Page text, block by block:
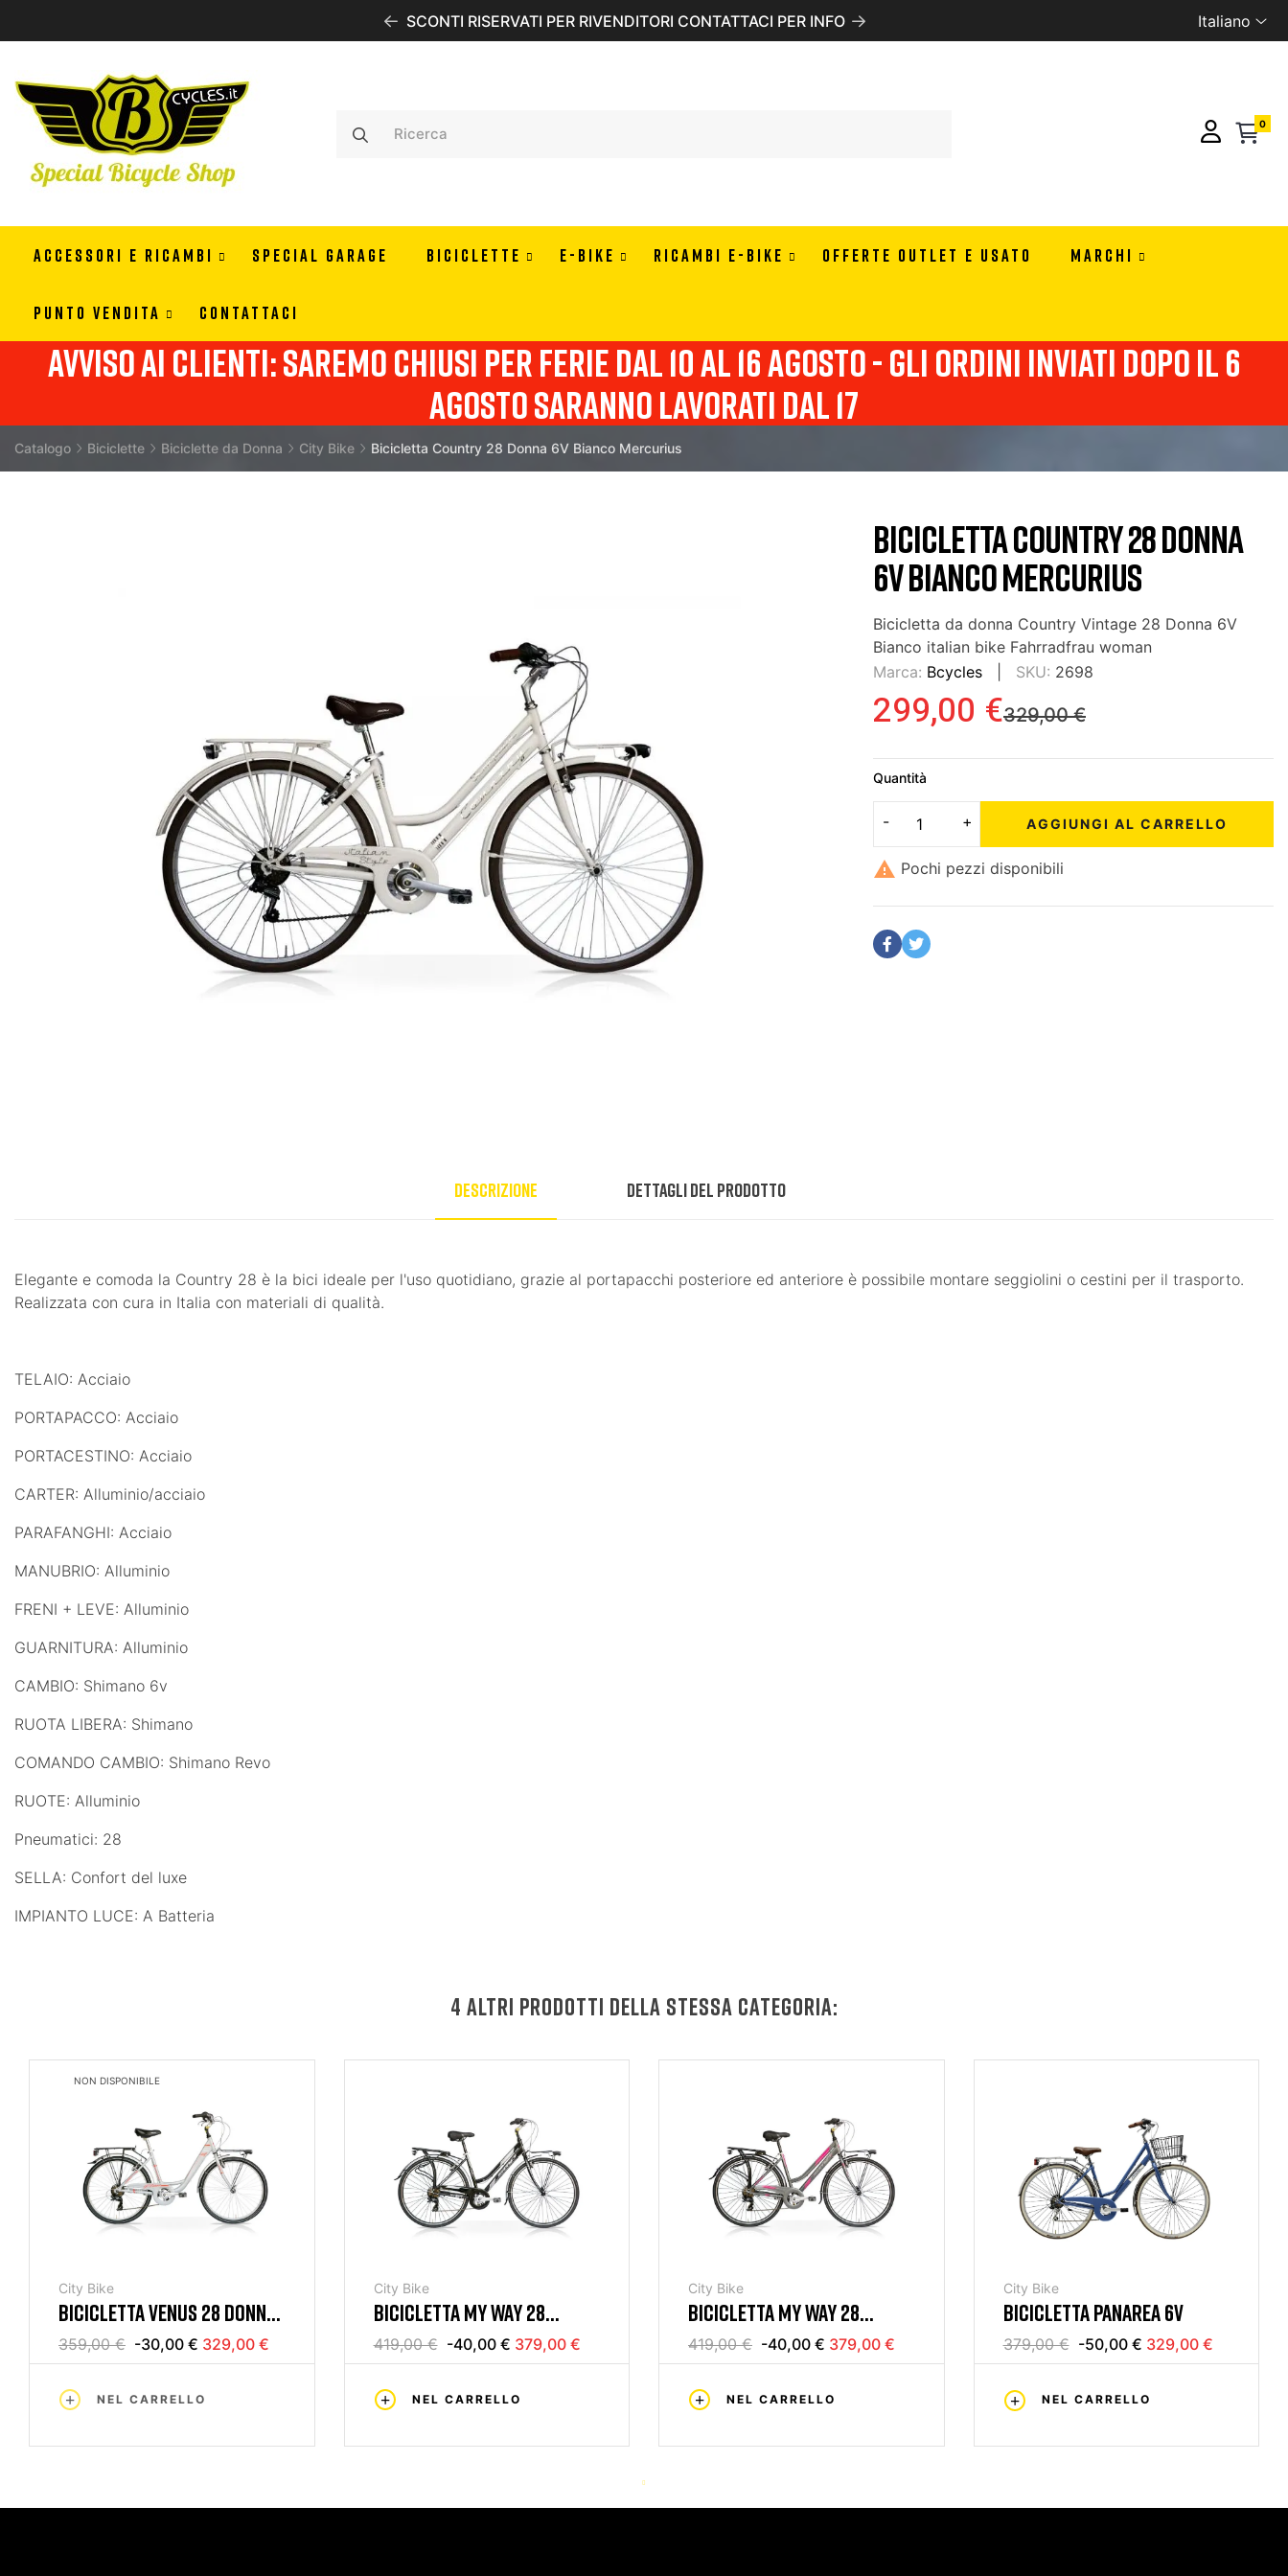
SCONTI RISERVATI PER RIVENDITORI CONTATTACI PER INFO SPEDIZIONE GRATUITA CON 99 EURO DI ORDINE IN
Italiano
0
ACCESSORI E RICAMBI SPECIAL GARAGE BICICLETTE E-BIKE RICAMBI E-BIKE OFFERTE OUTLET E USATO MARCHI
PUNTO VENDITA CONTATTACI
Avviso ai clienti: Saremo chiusi per ferie dal 10 al 16 agosto - Gli ordini inviati dopo il 6
agosto saranno lavorati dal 17
Catalogo Biciclette Biciclette da Donna City Bike Bicicletta Country 28 Donna 6V Bianco Mercurius
BICICLETTA COUNTRY 28 DONNA
6V BIANCO MERCURIUS
Bicicletta da donna Country Vintage 28 Donna 6V
Bianco italian bike Fahrradfrau woman
Marca: Bcycles SKU: 2698
329,00 €
299,00 €
Quantità
AGGIUNGI AL CARRELLO
 Pochi pezzi disponibili
Descrizione Dettagli del prodotto
Elegante e comoda la Country 28 è la bici ideale per l'uso quotidiano, grazie al portapacchi posteriore ed anteriore è possibile montare seggiolini o cestini per il trasporto.
Realizzata con cura in Italia con materiali di qualità.
TELAIO: Acciaio
PORTAPACCO: Acciaio
PORTACESTINO: Acciaio
CARTER: Alluminio/acciaio
PARAFANGHI: Acciaio
MANUBRIO: Alluminio
FRENI + LEVE: Alluminio
GUARNITURA: Alluminio
CAMBIO: Shimano 6v
RUOTA LIBERA: Shimano
COMANDO CAMBIO: Shimano Revo
RUOTE: Alluminio
Pneumatici: 28
SELLA: Confort del luxe
IMPIANTO LUCE: A Batteria
4 ALTRI PRODOTTI DELLA STESSA CATEGORIA:
NON DISPONIBILE
City Bike
BICICLETTA VENUS 28 DONNA
7V GRIGIO MERCURIUS
359,00 € -30,00 € 329,00 €
NEL CARRELLO
City Bike
BICICLETTA MY WAY 28
DONNA 7V NERO MERCURIUS
419,00 € -40,00 € 379,00 €
NEL CARRELLO
City Bike
BICICLETTA MY WAY 28
DONNA 7V GRIGIO FUCSIA
MERCURIUS
419,00 € -40,00 € 379,00 €
NEL CARRELLO
City Bike
BICICLETTA PANAREA 6V
379,00 € -50,00 € 329,00 €
NEL CARRELLO